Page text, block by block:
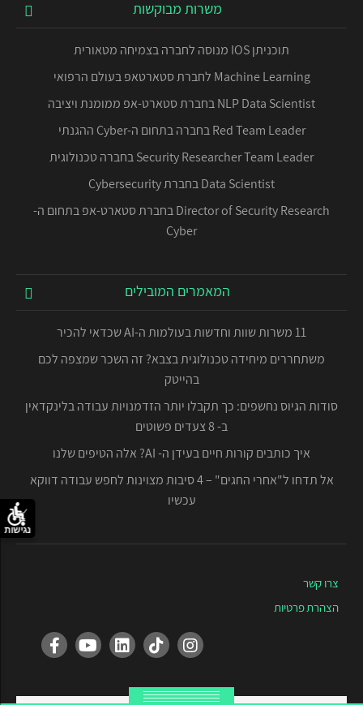
משרות מבוקשות
תוכניתן IOS מנוסה לחברה בצמיחה מטאורית
Machine Learning לחברת סטארטאפ בעולם הרפואי
NLP Data Scientist בחברת סטארט-אפ ממומנת ויציבה
Red Team Leader בחברה בתחום ה-Cyber ההגנתי
Security Researcher Team Leader בחברה טכנולוגית
Data Scientist בחברת Cybersecurity
Director of Security Research בחברת סטארט-אפ בתחום ה-
Cyber
המאמרים המובילים
11 משרות שוות וחדשות בעולמות ה-AI שכדאי להכיר
משתחררים מיחידה טכנולוגית בצבא? זה השכר שמצפה לכם
בהייטק
סודות הגיוס נחשפים: כך תקבלו יותר הזדמנויות עבודה בלינקדאין
ב- 8 צעדים פשוטים
איך כותבים קורות חיים בעידן ה- AI? אלה הטיפים שלנו
אל תדחו ל"אחרי החגים" – 4 סיבות מצוינות לחפש עבודה דווקא
עכשיו
צרו קשר
הצהרת פרטיות
נגישות